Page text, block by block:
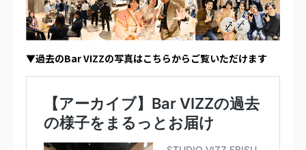
▼過去のBar VIZZの写真はこちらからご覧いただけます